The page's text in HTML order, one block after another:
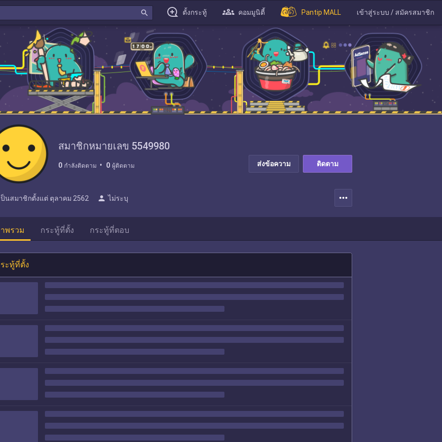
search ตั้งกระทู้ คอมมูนิตี้ Pantip MALL เข้าสู่ระบบ / สมัครสมาชิก
สมาชิกหมายเลข 5549980
0 กำลังติดตาม 0 ผู้ติดตาม ส่งข้อความ ติดตาม
ป็นสมาชิกตั้งแต่ ตุลาคม 2562 person ไม่ระบุ more_horiz
พรวม กระทู้ที่ตั้ง กระทู้ที่ตอบ
ะทู้ที่ตั้ง